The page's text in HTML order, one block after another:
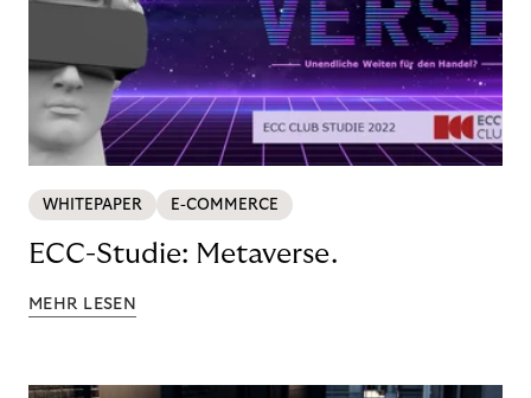
WHITEPAPER E-COMMERCE
ECC-Studie: Metaverse.
MEHR LESEN